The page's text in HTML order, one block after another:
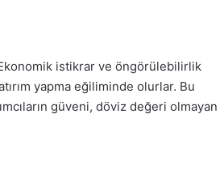
istikrar ve öngörülebilirlik
yapma eğiliminde olurlar. Bu
güveni, döviz değeri olmayan